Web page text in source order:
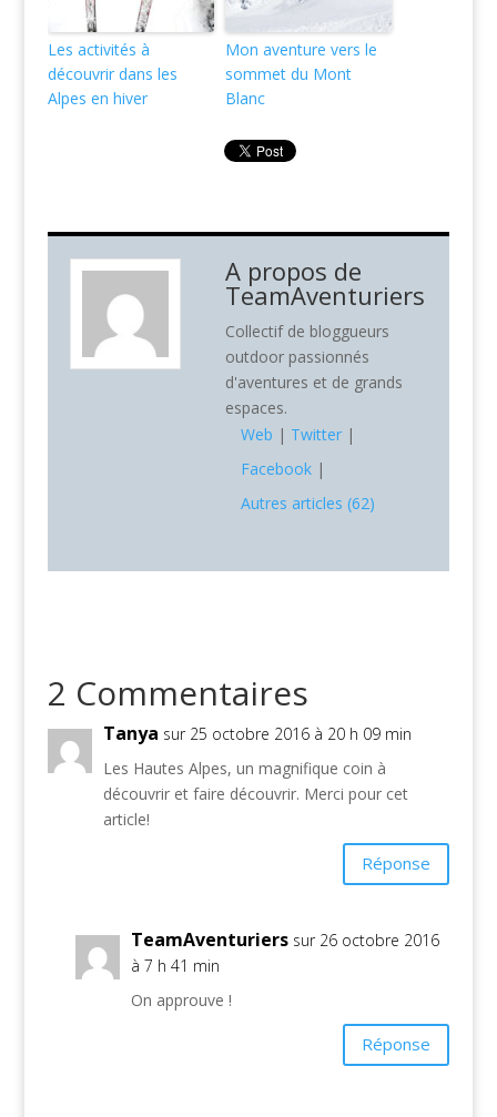
Les activités à
découvrir dans les
Alpes en hiver
Mon aventure vers le
sommet du Mont
Blanc
A propos de
TeamAventuriers
Collectif de bloggueurs
outdoor passionnés
d'aventures et de grands
espaces.
Web | Twitter|
Facebook|
Autres articles (62)
2 Commentaires
Tanya sur 25 octobre 2016 à 20 h 09 min
Les Hautes Alpes, un magnifique coin à
découvrir et faire découvrir. Merci pour cet
article!
Réponse
TeamAventuriers sur 26 octobre 2016
à 7 h 41 min
On approuve !
Réponse